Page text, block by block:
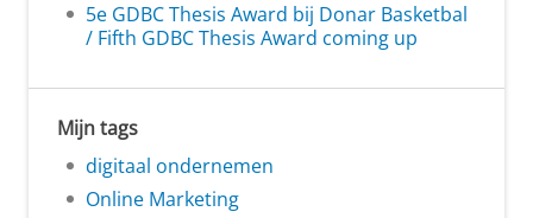
5e GDBC Thesis Award bij Donar Basketbal
/ Fifth GDBC Thesis Award coming up
Mijn tags
digitaal ondernemen
Online Marketing